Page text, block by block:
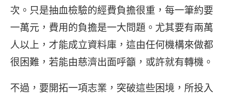
次。只是抽血檢驗的經費負擔很重，每一筆約要
一萬元，費用的負擔是一大問題。尤其要有兩萬
人以上，才能成立資料庫，這由任何機構來做都
很困難，若能由慈濟出面呼籲，或許就有轉機。
不過，要開拓一項志業，突破這些困境，所投入